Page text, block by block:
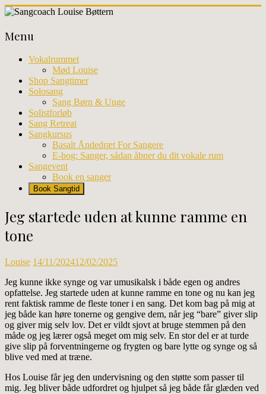
Skip
content
Louise
Bøttern
Professionel
sangundervisning
workhops
København
Menu
Vokalrummet
Mød Louise
Shop Sangtimer
Solosang
Sang Børn & Unge
Solistforløb
Sang Retreat
Sangkursus
Basalt Åndedræt For Sangere
E-bog: Sanger, sådan åbner du dit vokale rum
Sangevent
Book en sanger
Book Sangtid
Jeg startede uden at kunne ramme en
tone
Louise 14/11/202412/02/2025
Jeg kunne ikke synge og var umusikalsk i både egen og andres
opfattelse. Jeg startede uden at kunne ramme en tone og nu kan jeg
rent faktisk ramme de fleste toner i en sang. Det kom bag på mig at
jeg både kan høre tonerne og gengive dem, når jeg “bare” giver slip
og giver mig selv lov. Det er vildt sjovt at bruge stemmen på den
måde og jeg lærer også meget om mig selv. En stor del er at turde
give slip på forventningerne og frygten og bare lytte og synge og så
blive ved med at træne.
Hos Louise får jeg den undervisning og den støtte som passer til
mig. Jeg bliver både udfordret og hjulpet så jeg både får glæden ved